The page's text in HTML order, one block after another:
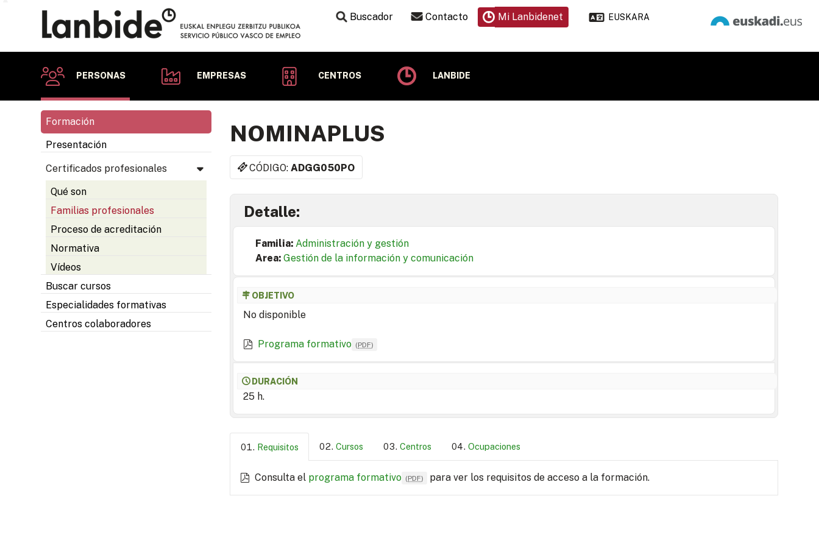
Buscador Contacto Mi Lanbidenet EUSKARA
PERSONAS EMPRESAS CENTROS LANBIDE
Formación
Presentación
Certificados profesionales
Qué son
Familias profesionales
Proceso de acreditación
Normativa
Vídeos
Buscar cursos
Especialidades formativas
Centros colaboradores
NOMINAPLUS
CÓDIGO:ADGG050PO
Detalle:
Familia: Administración y gestión
Area: Gestión de la información y comunicación
OBJETIVO
No disponible
Programa formativo (PDF)
DURACIÓN
25 h.
Requisitos Cursos Centros Ocupaciones
Consulta el programa formativo (PDF) para ver los requisitos de acceso a la formación.